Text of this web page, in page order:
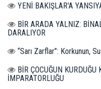
YENİ BAKIŞLAR'A
BİR ARADA YALNIZ:
DARALIYOR
“Sarı Zarflar”: Korkunun,
BİR ÇOCUĞUN KURDUĞU
İMPARATORLUĞU